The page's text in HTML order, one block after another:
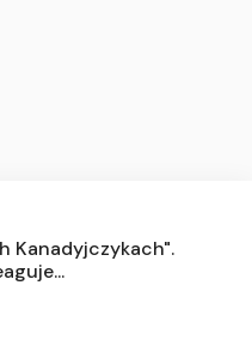
Kanadyjczykach".